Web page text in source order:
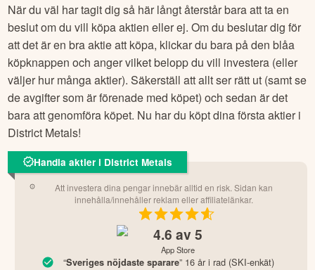
När du väl har tagit dig så här långt återstår bara att ta en
beslut om du vill köpa aktien eller ej. Om du beslutar dig för
att det är en bra aktie att köpa, klickar du bara på den blåa
köpknappen och anger vilket belopp du vill investera (eller
väljer hur många aktier). Säkerställ att allt ser rätt ut (samt se
de avgifter som är förenade med köpet) och sedan är det
bara att genomföra köpet. Nu har du köpt dina första aktier i
District Metals!
Handla aktier i District Metals
Att investera dina pengar innebär alltid en risk. Sidan kan
innehålla/innehåller reklam eller affiliatelänkar.
4.6 av 5
App Store
“Sveriges nöjdaste sparare” 16 år i rad (SKI-enkät)